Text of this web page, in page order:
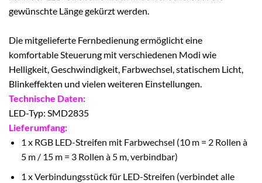
gewünschte Länge gekürzt werden.
Die mitgelieferte Fernbedienung ermöglicht eine
komfortable Steuerung mit verschiedenen Modi wie
Helligkeit, Geschwindigkeit, Farbwechsel, statischem Licht,
Blinkeffekten und vielen weiteren Einstellungen.
Technische Daten:
LED-Typ: SMD2835
Lieferumfang:
1 x RGB LED-Streifen mit Farbwechsel (10 m = 2 Rollen à
5 m / 15 m = 3 Rollen à 5 m, verbindbar)
1 x Verbindungsstück für LED-Streifen (verbindet alle